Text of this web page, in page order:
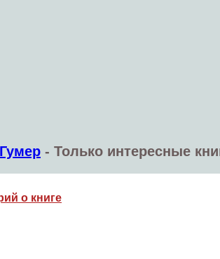
- Только интересные
о книге